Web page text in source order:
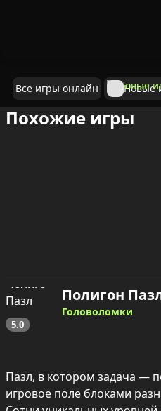
Все игры онлайн Новые
Похожие игры
5.0
Полигон
Головоломки
Пазл, в котором задача —
игровое поле блоками